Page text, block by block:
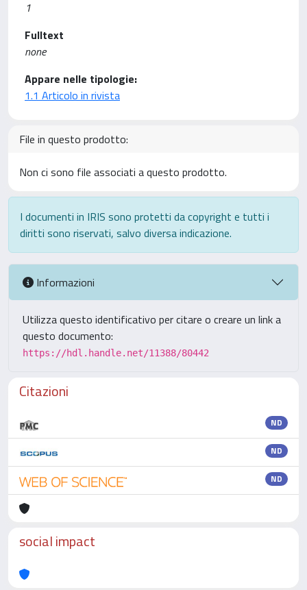
1
Fulltext
none
Appare nelle tipologie:
1.1 Articolo in rivista
File in questo prodotto:
Non ci sono file associati a questo prodotto.
I documenti in IRIS sono protetti da copyright e tutti i
diritti sono riservati, salvo diversa indicazione.
Informazioni
Utilizza questo identificativo per citare o creare un link a
questo documento:
https://hdl.handle.net/11388/80442
Citazioni
ND
ND
ND
social impact